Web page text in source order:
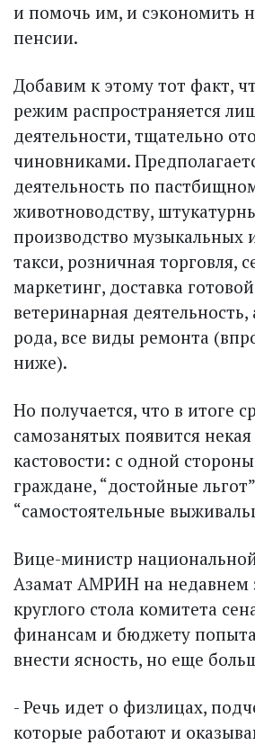
и помочь им, и сэкономить
пенсии.
Добавим к этому тот факт,
режим распространяется
деятельности, тщательно
чиновниками.
деятельность по
животноводству,
производство музыкальных
такси, розничная торговля,
маркетинг, доставка
ветеринарная
рода, все виды ремонта
ниже).
Но получается, что в итоге
самозанятых появится
кастовости: с одной
граждане, “достойные
“самостоятельные
Вице-министр
Азамат АМРИН на недавнем
круглого стола комитета
финансам и бюджету
внести ясность, но еще
- Речь идет о физлицах,
которые работают и